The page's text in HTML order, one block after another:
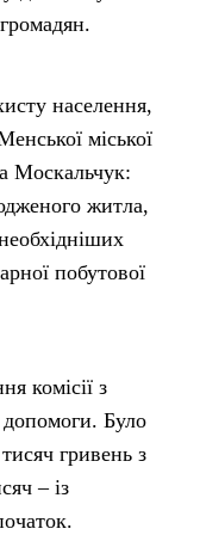
населення,
міської
Москальчук:
житла,
побутової
комісії з
допомоги. Було
гривень з
– із